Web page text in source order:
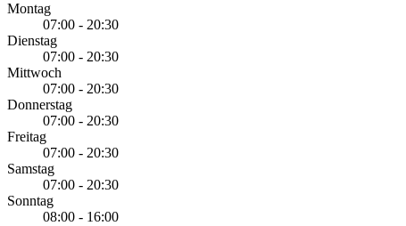
Montag
07:00 - 20:30
Dienstag
07:00 - 20:30
Mittwoch
07:00 - 20:30
Donnerstag
07:00 - 20:30
Freitag
07:00 - 20:30
Samstag
07:00 - 20:30
Sonntag
08:00 - 16:00